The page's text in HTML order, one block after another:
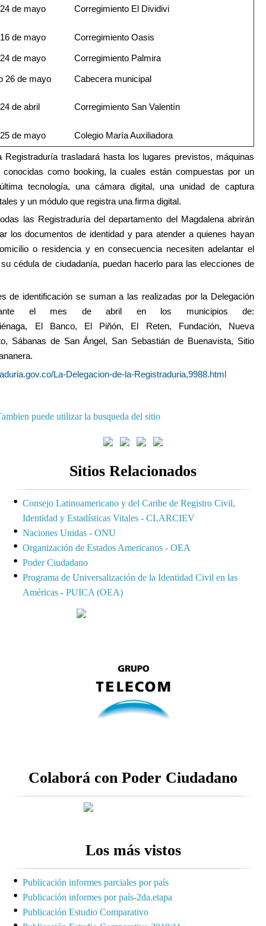
de mayo Corregimiento El Dividivi
de mayo Corregimiento Oasis
de mayo Corregimiento Palmira
26 de mayo Cabecera municipal
de abril Corregimiento San Valentín
de mayo Colegio María Auxiliadora
trasladará hasta los lugares previstos, máquinas
como booking, la cuales están compuestas por un
tecnología, una cámara digital, una unidad de captura
y un módulo que registra una firma digital.
las Registraduría del departamento del Magdalena abrirán
los documentos de identidad y para atender a quienes hayan
o residencia y en consecuencia necesiten adelantar el
cédula de ciudadanía, puedan hacerlo para las elecciones de
de identificación se suman a las realizadas por la Delegación
el mes de abril en los municipios de:
, El Banco, El Piñón, El Reten, Fundación,
Nueva
, Sábanas de San Ángel , San Sebastián de Buenavista, Sitio
.
La-Delegacion-de-la-Registraduria,9988.html
puede utilizar la busqueda del sitio
Sitios Relacionados
Consejo Latinoamericano y del Caribe de Registro Civil,
Identidad y Estadísticas Vitales - CLARCIEV
Naciones Unidas - ONU
Organización de Estados Americanos - OEA
Poder Ciudadano
Programa de Universalización de la Identidad Civil en las
Américas - PUICA (OEA)
Colaborá con Poder Ciudadano
Los más vistos
Publicación informes parciales por país
Publicación informes por país-2da.etapa
Publicación Estudio Comparativo